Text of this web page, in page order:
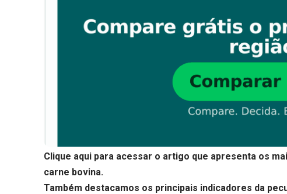
Clique aqui para acessar o artigo que apresenta os
carne bovina.
Também destacamos os principais indicadores da